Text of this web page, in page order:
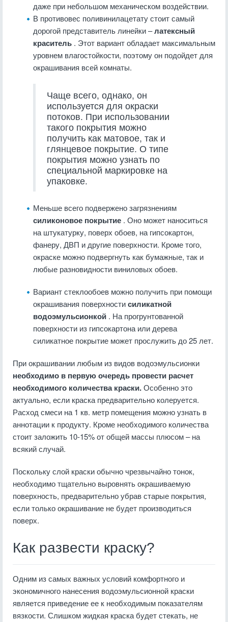
даже при небольшом механическом воздействии.
В противовес поливинилацетату стоит самый
дорогой представитель линейки –латексный
краситель . Этот вариант обладает максимальным
уровнем влагостойкости, поэтому он подойдет для
окрашивания всей комнаты.
Чаще всего, однако, он
используется для окраски
потоков. При использовании
такого покрытия можно
получить как матовое, так и
глянцевое покрытие. О типе
покрытия можно узнать по
специальной маркировке на
упаковке.
Меньше всего подвержено загрязнениям
силиконовое покрытие . Оно может наноситься
на штукатурку, поверх обоев, на гипсокартон,
фанеру, ДВП и другие поверхности. Кроме того,
окраске можно подвергнуть как бумажные, так и
любые разновидности виниловых обоев.
Вариант стеклообоев можно получить при помощи
окрашивания поверхностисиликатной
водоэмульсионкой . На прогрунтованной
поверхности из гипсокартона или дерева
силикатное покрытие может прослужить до 25 лет.
При окрашивании любым из видов водоэмульсионки
необходимо в первую очередь провести расчет
необходимого количества краски.Особенно это
актуально, если краска предварительно колеруется.
Расход смеси на 1 кв. метр помещения можно узнать в
аннотации к продукту. Кроме необходимого количества
стоит заложить 10-15% от общей массы плюсом – на
всякий случай.
Поскольку слой краски обычно чрезвычайно тонок,
необходимо тщательно выровнять окрашиваемую
поверхность, предварительно убрав старые покрытия,
если только окрашивание не будет производиться
поверх.
Как развести краску?
Одним из самых важных условий комфортного и
экономичного нанесения водоэмульсионной краски
является приведение ее к необходимым показателям
вязкости. Слишком жидкая краска будет стекать, не